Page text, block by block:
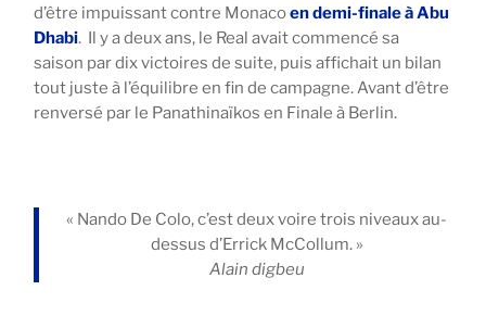
d’être impuissant contre Monacoen demi-finale à Abu
Dhabi. Il y a deux ans, le Real avait commencé sa
saison par dix victoires de suite, puis affichait un bilan
tout juste à l’équilibre en fin de campagne. Avant d’être
renversé par le Panathinaïkos en Finale à Berlin.
« Nando De Colo, c’est deux voire trois niveaux au-
dessus d’Errick McCollum. »
Alain digbeu